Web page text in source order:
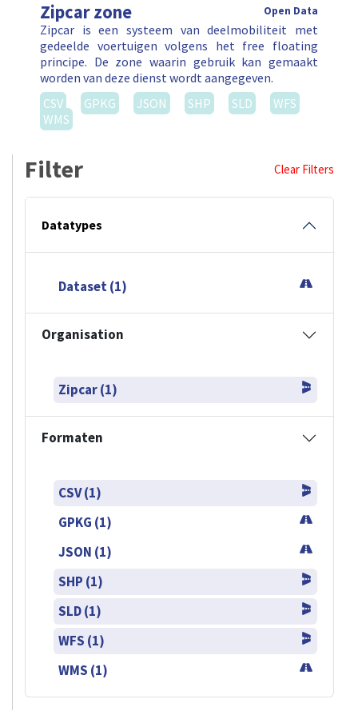
Zipcar zone Open Data
Zipcar is een systeem van deelmobiliteit met
gedeelde voertuigen volgens het free floating
principe. De zone waarin gebruik kan gemaakt
worden van deze dienst wordt aangegeven.
CSV
GPKG JSON SHP SLD
WFS
WMS
Filter Clear Filters
Datatypes
Dataset (1)
Organisation
Zipcar (1)
Formaten
CSV (1)
GPKG (1)
JSON (1)
SHP (1)
SLD (1)
WFS (1)
WMS (1)